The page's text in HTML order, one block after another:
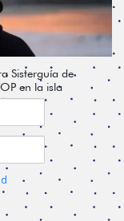
Sisterguía de
en la isla